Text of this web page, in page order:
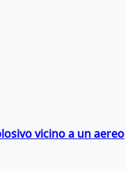
vicino a un aereo